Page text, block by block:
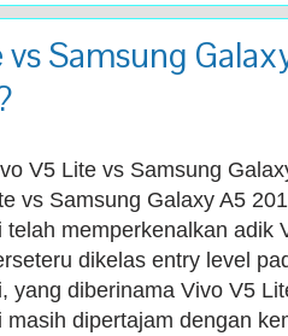
vs Samsung
V5 Lite vs Samsung
vs Samsung Galaxy A5
telah memperkenalkan adik
dikelas entry level
yang diberinama Vivo V5
masih dipertajam dengan